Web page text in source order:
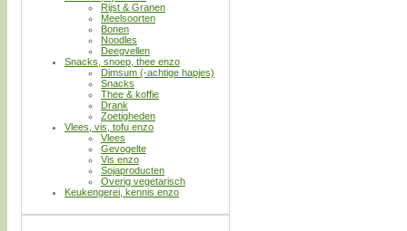
Rijst & Granen
Meelsoorten
Bonen
Noodles
Deegvellen
Snacks, snoep, thee enzo
Dimsum (-achtige hapjes)
Snacks
Thee & koffie
Drank
Zoetigheden
Vlees, vis, tofu enzo
Vlees
Gevogelte
Vis enzo
Sojaproducten
Overig vegetarisch
Keukengerei, kennis enzo